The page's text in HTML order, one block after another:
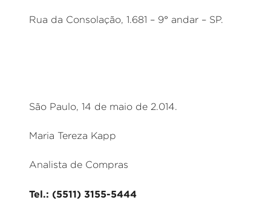
Rua da Consolação, 1.681 – 9° andar – SP.
São Paulo, 14 de maio de 2.014.
Maria Tereza Kapp
Analista de Compras
Tel.: (5511) 3155-5444